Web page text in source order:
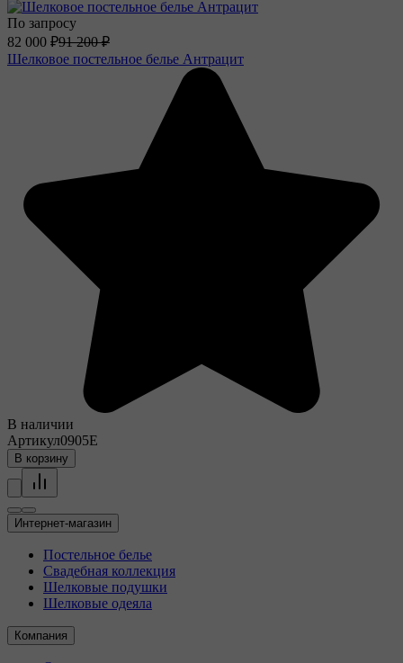
По запросу
82 000 ₽91 200 ₽
Шелковое постельное белье Антрацит
В наличии
Артикул0905E
В корзину
Интернет-магазин
Постельное белье
Свадебная коллекция
Шелковые подушки
Шелковые одеяла
Компания